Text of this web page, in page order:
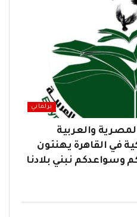
برلماني
والعربية
في القاهرة يهنئون
وسواعدكم نبني بلادنا